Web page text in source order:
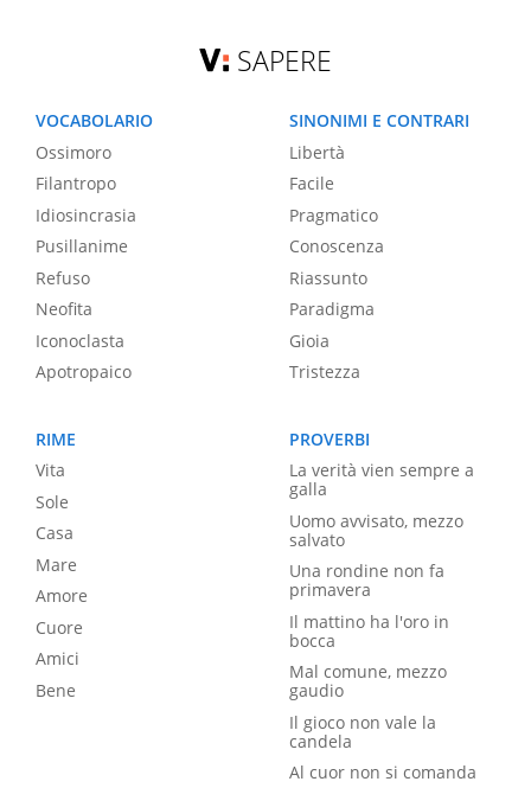
SAPERE
VOCABOLARIO
Ossimoro
Filantropo
Idiosincrasia
Pusillanime
Refuso
Neofita
Iconoclasta
Apotropaico
SINONIMI E CONTRARI
Libertà
Facile
Pragmatico
Conoscenza
Riassunto
Paradigma
Gioia
Tristezza
RIME
Vita
Sole
Casa
Mare
Amore
Cuore
Amici
Bene
PROVERBI
La verità vien sempre a
galla
Uomo avvisato, mezzo
salvato
Una rondine non fa
primavera
Il mattino ha l'oro in
bocca
Mal comune, mezzo
gaudio
Il gioco non vale la
candela
Al cuor non si comanda